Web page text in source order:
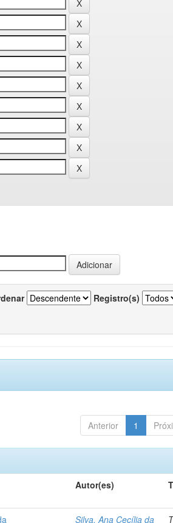
Registro(s)
Anterior 1
Autor(es)
Silva, Ana Cecília da